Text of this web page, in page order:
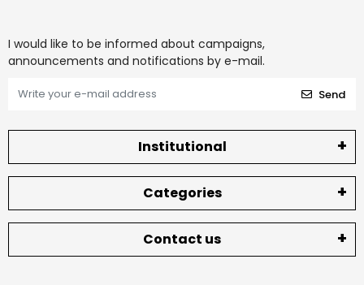
I would like to be informed about campaigns,
announcements and notifications by e-mail.
Send
Institutional
Categories
Contact us